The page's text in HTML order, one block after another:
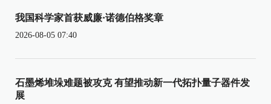
我国科学家首获威廉·诺德伯格奖章
2026-08-05 07:40
石墨烯堆垛难题被攻克 有望推动新一代拓扑量子器件发
展